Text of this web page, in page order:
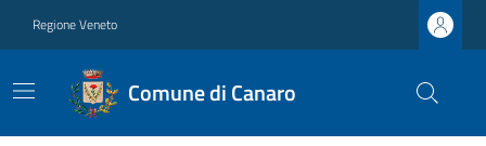
Regione Veneto
Comune di Canaro